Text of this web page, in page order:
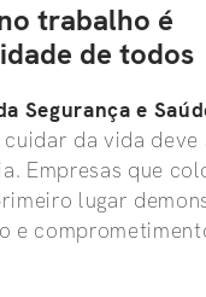
trabalho é
de todos
Segurança e
da vida deve
Empresas que
lugar
e